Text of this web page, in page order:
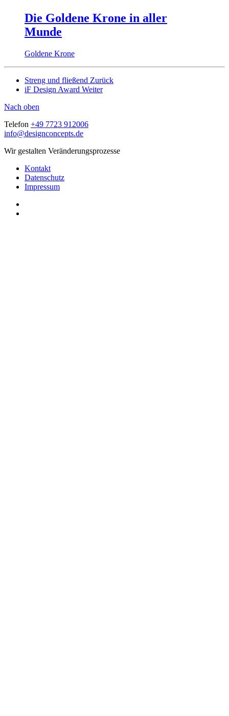
Die Goldene Krone in aller
Munde
Goldene Krone
Streng und fließend Zurück
iF Design Award Weiter
Nach oben
Telefon +49 7723 912006
info@designconcepts.de
Wir gestalten Veränderungsprozesse
Kontakt
Datenschutz
Impressum